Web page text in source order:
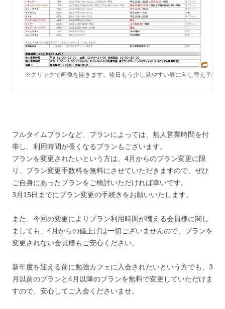
※クリックで画像を開きます。後日もう少し見やすい表に差し替え予定で
フルタイムプランなど、プランによっては、無人営業時間を付
帯し、利用時間が長くなるプランもございます。
プランを変更されたいという方は、4月からのプラン変更に限
り、プラン変更手数料を無料にさせていただきますので、ぜひ
ご自身にあったプランをご検討いただければ幸いです。
3月15日までにプラン変更の手続きをお願いいたします。
また、今回の変更によりプラン利用時間が増える会員様に関し
ましても、4月からの値上げは一切ございませんので、プランを
変更されない会員様もご安心ください。
新年度を迎える前に勉強カフェに入会されたいという方でも、3
月以前のプランと4月以降のプランを無料で変更していただけま
すので、安心してご入会くださいませ。